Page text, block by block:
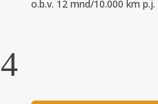
o.b.v. 12 mnd/10.000 km p.j.